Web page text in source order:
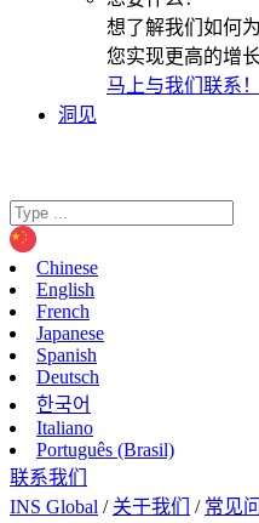
想了解我们如何
您实现更高的增长
马上与我们联系！
洞见
Chinese
English
French
Japanese
Spanish
Deutsch
한국어
Italiano
Português (Brasil)
联系我们
INS Global / 关于我们 / 常见